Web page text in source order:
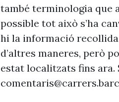
també terminologia que
possible tot això s’ha
hi la informació recollida
d’altres maneres, però
estat localitzats fins ara.